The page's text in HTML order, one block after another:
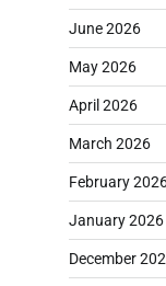
June 2026
May 2026
April 2026
March 2026
February
January 2026
December